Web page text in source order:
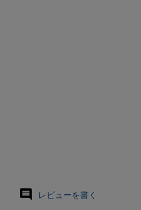
レビューを書く